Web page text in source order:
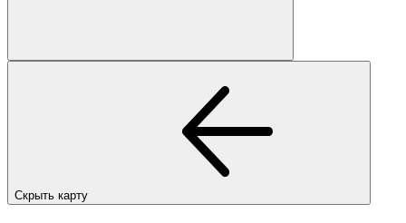
Скрыть карту